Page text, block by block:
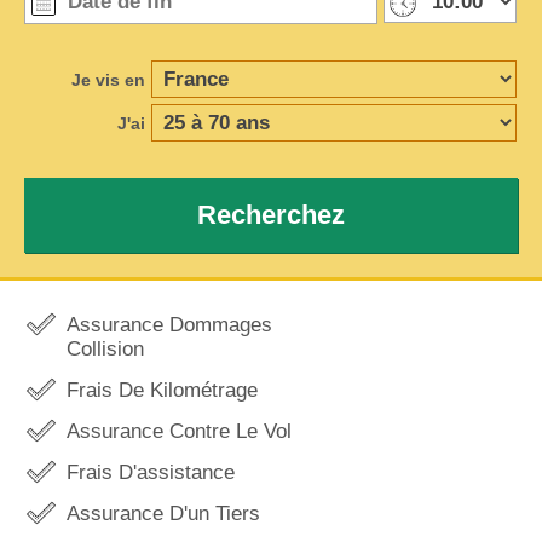
Je vis en
J'ai
Recherchez
Assurance Dommages
Collision
Frais De Kilométrage
Assurance Contre Le Vol
Frais D'assistance
Assurance D'un Tiers